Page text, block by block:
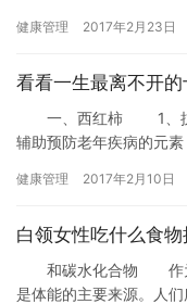
也能良好驱寒发汗，促进
健康管理 2017年2月23日
看看一生最离不开的
一、西红柿 1、抗衰
辅助预防老年疾病的元
健康管理 2017年2月10日
白领女性吃什么食
和碳水化合物 作为
是体能的主要来源。人